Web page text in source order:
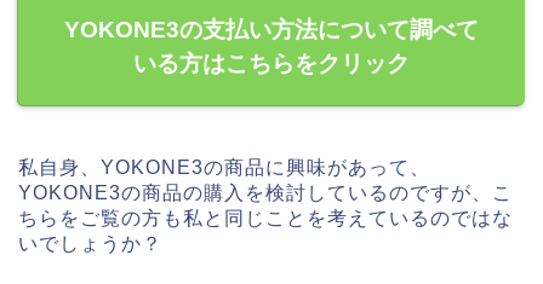
YOKONE3の支払い方法について調べて
いる方はこちらをクリック
私自身、YOKONE3の商品に興味があって、
YOKONE3の商品の購入を検討しているのですが、こ
ちらをご覧の方も私と同じことを考えているのではな
いでしょうか？